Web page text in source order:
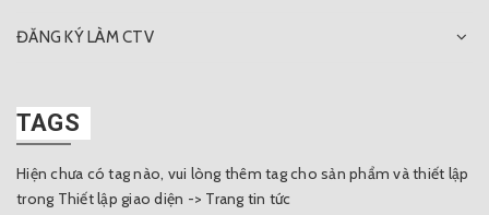
ĐĂNG KÝ LÀM CTV
TAGS
Hiện chưa có tag nào, vui lòng thêm tag cho sản phẩm và thiết lập
trong Thiết lập giao diện -> Trang tin tức